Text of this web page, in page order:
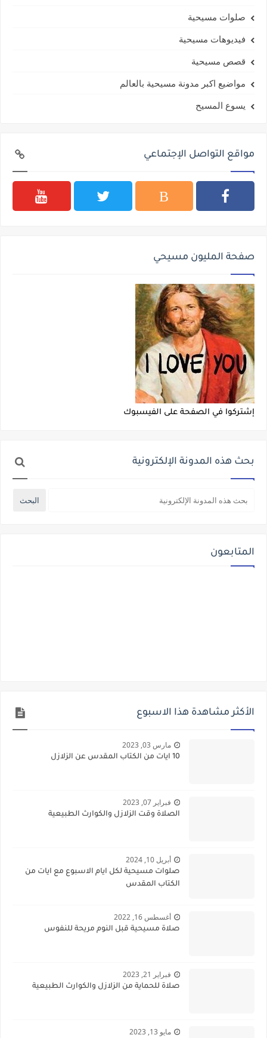
صلوات مسيحية
فيديوهات مسيحية
قصص مسيحية
مواضيع اكبر مدونة مسيحية بالعالم
يسوع المسيح
مواقع التواصل الإجتماعي
صفحة المليون مسيحي
إشتركوا في الصفحة على الفيسبوك
بحث هذه المدونة الإلكترونية
المتابعون
الأكثر مشاهدة هذا الاسبوع
مارس 03, 2023
10 ايات من الكتاب المقدس عن الزلازل
فبراير 07, 2023
الصلاة وقت الزلازل والكوارث الطبيعية
أبريل 10, 2024
صلوات مسيحية لكل ايام الاسبوع مع ايات من
الكتاب المقدس
أغسطس 16, 2022
صلاة مسيحية قبل النوم مريحة للنفوس
فبراير 21, 2023
صلاة للحماية من الزلازل والكوارث الطبيعية
مايو 13, 2023